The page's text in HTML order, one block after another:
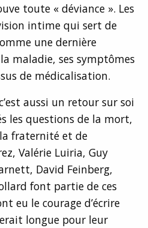
toute « déviance ». Les
intime qui sert de
une dernière
maladie, ses symptômes
de médicalisation.
aussi un retour sur soi
les questions de la mort,
fraternité et de
Valérie Luiria, Guy
David Feinberg,
font partie de ces
eu le courage d’écrire
longue pour leur